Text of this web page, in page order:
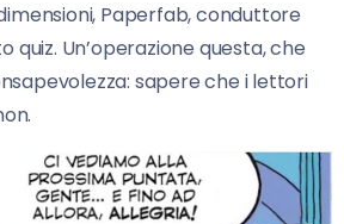
Paperfab, conduttore
quiz. Un’operazione questa, che
sapere che i lettori